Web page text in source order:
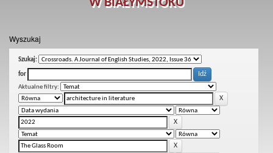
Wyszukaj
Szukaj:
for
Aktualne filtry: